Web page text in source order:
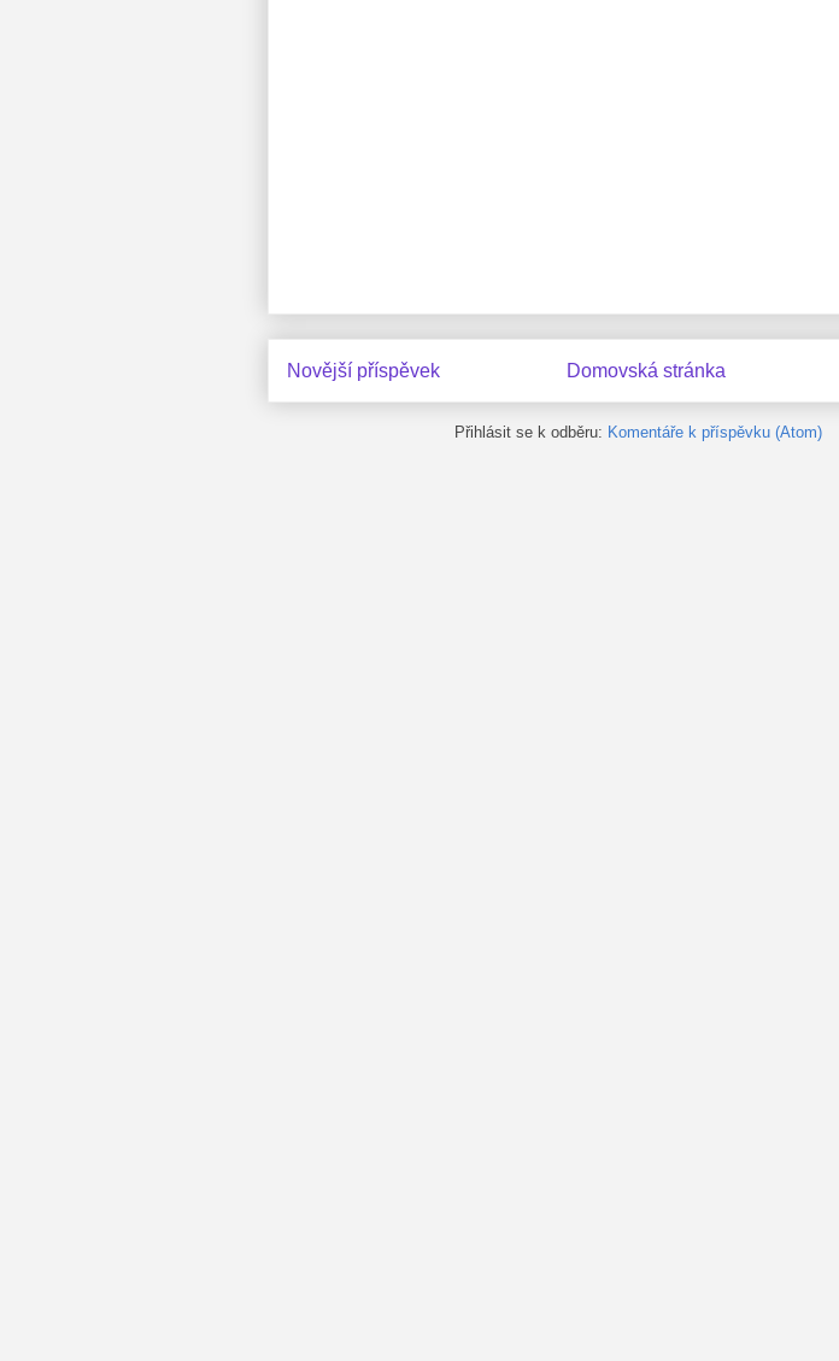
Novější příspěvek Domovská stránka
Přihlásit se k odběru: Komentáře k příspěvku (Atom)